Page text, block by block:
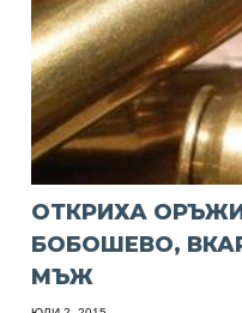
ОТКРИХА
БОБОШЕВО,
МЪЖ